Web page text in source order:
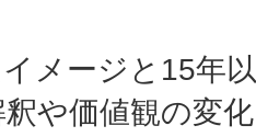
イメージと15年
や価値観の変